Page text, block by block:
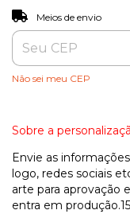
Entregas para o CEP:
Meios de envio
Não sei meu CEP
Sobre a
Envie as
logo, redes sociais
arte para aprovação
entra em